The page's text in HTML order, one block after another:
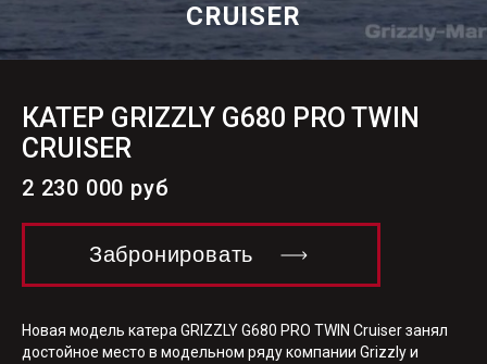
CRUISER
КАТЕР GRIZZLY G680 PRO TWIN
CRUISER
2 230 000 руб
Забронировать
Новая модель катера GRIZZLY G680 PRO TWIN Cruiser занял
достойное место в модельном ряду компании Grizzly и